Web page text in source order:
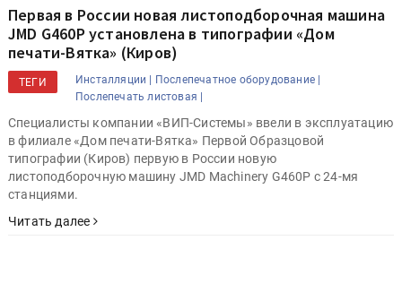
Первая в России новая листоподборочная машина
JMD G460P установлена в типографии «Дом
печати-Вятка» (Киров)
ТЕГИ Инсталляции |
Послепечатное оборудование |
Послепечать листовая |
Специалисты компании «ВИП-Системы» ввели в эксплуатацию
в филиале «Дом печати-Вятка» Первой Образцовой
типографии (Киров) первую в России новую
листоподборочную машину JMD Machinery G460P с 24-мя
станциями.
Читать далее